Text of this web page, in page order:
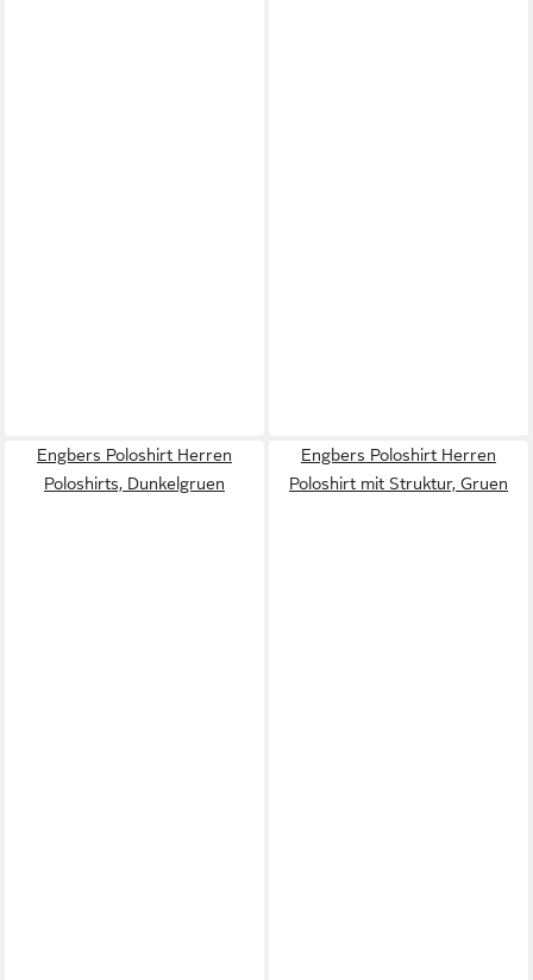
Engbers Poloshirt Herren
Poloshirts, Dunkelgruen
Engbers Poloshirt Herren
Poloshirt mit Struktur, Gruen